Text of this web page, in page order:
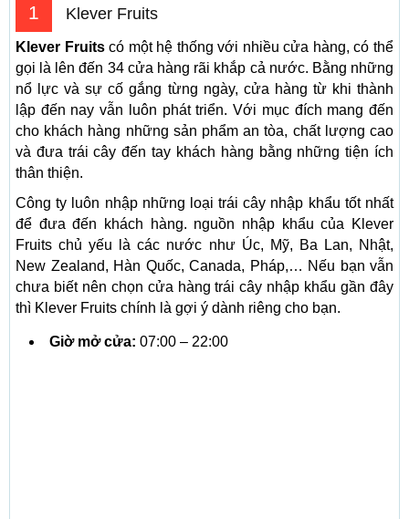
1 Klever Fruits
Klever Fruitscó một hệ thống với nhiều cửa hàng, có thể
gọi là lên đến 34 cửa hàng rãi khắp cả nước. Bằng những
nổ lực và sự cố gắng từng ngày, cửa hàng từ khi thành
lập đến nay vẫn luôn phát triển. Với mục đích mang đến
cho khách hàng những sản phẩm an tòa, chất lượng cao
và đưa trái cây đến tay khách hàng bằng những tiện ích
thân thiện.
Công ty luôn nhập những loại trái cây nhập khẩu tốt nhất
để đưa đến khách hàng. nguồn nhập khẩu của Klever
Fruits chủ yếu là các nước như Úc, Mỹ, Ba Lan, Nhật,
New Zealand, Hàn Quốc, Canada, Pháp,… Nếu bạn vẫn
chưa biết nên chọn cửa hàng trái cây nhập khẩu gần đây
thì Klever Fruits chính là gợi ý dành riêng cho bạn.
Giờ mở cửa: 07:00 – 22:00